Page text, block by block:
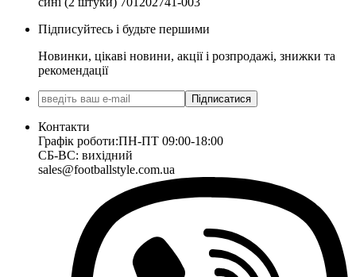
Підписуйтесь і будьте першими
Новинки, цікаві новини, акції і розпродажі, знижки та
рекомендації
Підписатися
Контакти
Графік роботи:ПН-ПТ 09:00-18:00
СБ-ВС: вихідний
sales@footballstyle.com.ua